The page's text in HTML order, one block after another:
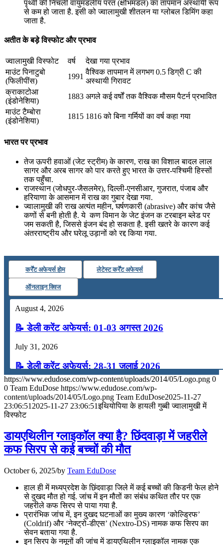
पृथ्वी की निचली वायुमंडलीय परत (क्षोभमंडल) का तापमान अस्थायी रूप
से कम हो जाता है. इसी को ज्वालामुखी शीतलन या ग्लोबल डिमिंग कहा
जाता है.
अतीत के बड़े विस्फोट और प्रभाव
ज्वालामुखी विस्फोट वर्ष
देखा गया प्रभाव
माउंट पिनाटुबो
(फिलीपींस)
1991
वैश्विक तापमान में लगभग 0.5 डिग्री C की
अस्थायी गिरावट
क्राकाटोआ
(इंडोनेशिया)
1883 अगले कई वर्षों तक वैश्विक मौसम पैटर्न प्रभावित
माउंट टैम्बोरा
(इंडोनेशिया)
1815 1816 को बिना गर्मियों का वर्ष कहा गया
भारत पर प्रभाव
तेज ऊपरी हवाओं (जेट स्ट्रीम) के कारण, राख का विशाल बादल लाल
सागर और अरब सागर को पार करते हुए भारत के उत्तर-पश्चिमी हिस्सों
तक पहुँचा.
राजस्थान (जोधपुर-जैसलमेर), दिल्ली-एनसीआर, गुजरात, पंजाब और
हरियाणा के आसमान में राख का गुबार देखा गया.
ज्वालामुखी की राख अत्यंत महीन, घर्षणकारी (abrasive) और कांच जैसे
कणों से बनी होती है. ये कण विमान के जेट इंजन क टरबाइन ब्लेड पर
जम सकती है, जिससे इंजन बंद हो सकता है. इसी खतरे के कारण कई
अंतरराष्ट्रीय और घरेलू उड़ानों को रद्द किया गया.
कर्रेंट अफेयर्स होम लेटेस्ट कर्रेंट अफेयर्स
ऑनलाइन क्विज
August 4, 2026
📝 डेली करेंट अफेयर्स: 01-03 अगस्त 2026
July 31, 2026
📝 डेली करेंट अफेयर्स: 28-31 जुलाई 2026
July 28, 2026
📝 डेली करेंट अफेयर्स: 25-27 जुलाई 2026
📝 डेली करेंट अफेयर्स: 22-24 जुलाई 2026
📝 डेली करेंट अफेयर्स: 19-21 जुलाई 2026
July 19, 2026
📝 डेली करेंट अफेयर्स: 16-18 जुलाई 2026
July 16, 2026
https://www.edudose.com/wp-content/uploads/2014/05/Logo.png 0
0 Team EduDose https://www.edudose.com/wp-
content/uploads/2014/05/Logo.png Team EduDose2025-11-27
23:06:51 2025-11-27 23:06:51इथियोपिया के हायली गुब्बी ज्वालामुखी में
विस्फोट
डायएथिलीन ग्लाइकॉल क्या है? छिंदवाड़ा में जहरीले
कफ सिरप से कई बच्चों की मौत
October 6, 2025/by Team EduDose
हाल ही में मध्यप्रदेश के छिंदवाड़ा जिले में कई बच्चों की किडनी फेल होने
से दुखद मौत हो गई. जांच में इन मौतों का संबंध कथित तौर पर एक
जहरीले कफ सिरप से पाया गया है.
प्रारंभिक जांच में, इन दुखद घटनाओं का मुख्य कारण ‘कोल्ड्रिफ’
(Coldrif) और ‘नेक्ट्रो-डीएस’ (Nextro-DS) नामक कफ सिरप का
सेवन बताया गया है.
इन सिरप के नमूनों की जांच में डायएथिलीन ग्लाइकॉल नामक एक